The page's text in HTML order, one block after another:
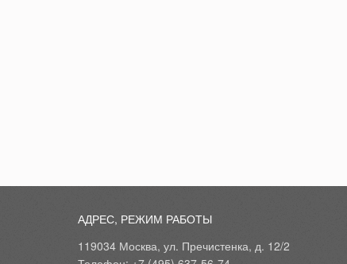
АДРЕС, РЕЖИМ РАБОТЫ
119034 Москва, ул. Пречистенка, д. 12/2